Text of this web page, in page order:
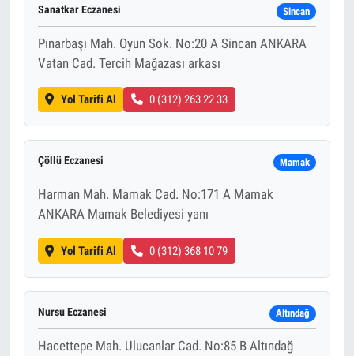
Sanatkar Eczanesi Sincan
Pınarbaşı Mah. Oyun Sok. No:20 A Sincan ANKARA
Vatan Cad. Tercih Mağazası arkası
Yol Tarifi Al 0 (312) 263 22 33
Çöllü Eczanesi Mamak
Harman Mah. Mamak Cad. No:171 A Mamak
ANKARA Mamak Belediyesi yanı
Yol Tarifi Al 0 (312) 368 10 79
Nursu Eczanesi Altındağ
Hacettepe Mah. Ulucanlar Cad. No:85 B Altındağ